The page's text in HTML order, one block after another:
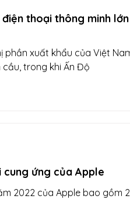
thoại thông minh
phần xuất khẩu của Việt
trong khi Ấn Độ
ứng của Apple
2022 của Apple bao gồm